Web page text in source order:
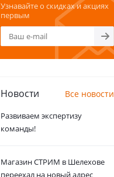
Узнавайте о скидках и акциях
первым
Новости Все новости
Развиваем экспертизу
команды!
Магазин СТРИМ в Шелехове
переехал на новый адрес